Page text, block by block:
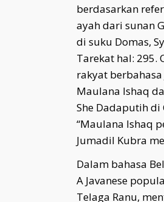
berdasarkan
ayah dari sunan
di suku Domas,
Tarekat hal: 295.
rakyat
Maulana Ishaq
She Dadaputih di
“Maulana Ishaq
Jumadil Kubra
Dalam bahasa
A Javanese
Telaga Ranu,